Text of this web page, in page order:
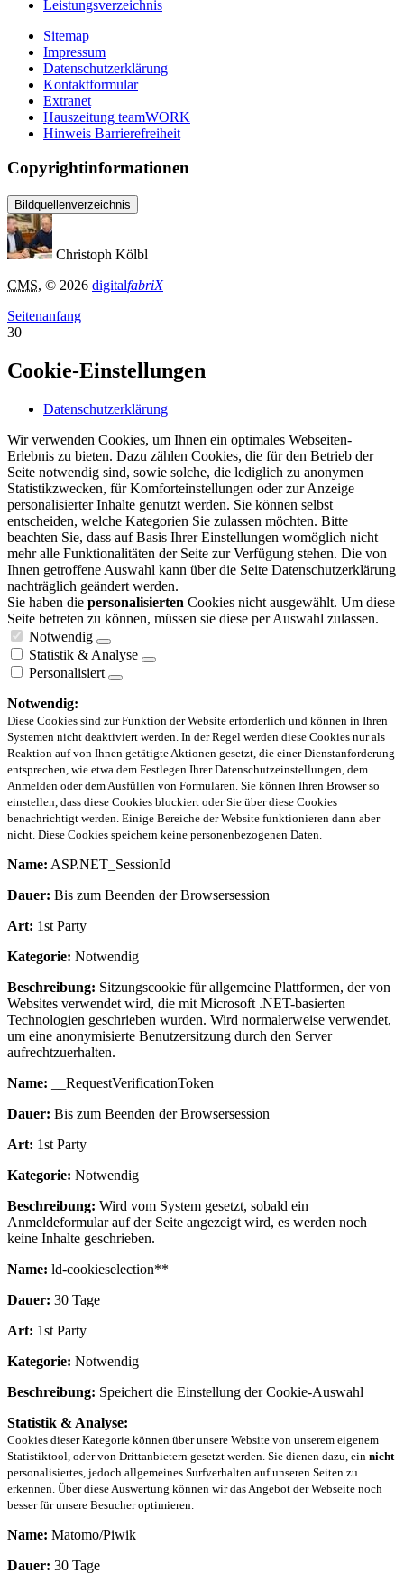
Leistungsverzeichnis
Sitemap
Impressum
Datenschutzerklärung
Kontaktformular
Extranet
Hauszeitung teamWORK
Hinweis Barrierefreiheit
Copyrightinformationen
Bildquellenverzeichnis
Christoph Kölbl
CMS, © 2026 digitalfabriX
Seitenanfang
30
Cookie-Einstellungen
Datenschutzerklärung
Wir verwenden Cookies, um Ihnen ein optimales Webseiten-
Erlebnis zu bieten. Dazu zählen Cookies, die für den Betrieb der
Seite notwendig sind, sowie solche, die lediglich zu anonymen
Statistikzwecken, für Komforteinstellungen oder zur Anzeige
personalisierter Inhalte genutzt werden. Sie können selbst
entscheiden, welche Kategorien Sie zulassen möchten. Bitte
beachten Sie, dass auf Basis Ihrer Einstellungen womöglich nicht
mehr alle Funktionalitäten der Seite zur Verfügung stehen. Die von
Ihnen getroffene Auswahl kann über die Seite Datenschutzerklärung
nachträglich geändert werden.
Sie haben die personalisierten Cookies nicht ausgewählt. Um diese
Seite betreten zu können, müssen sie diese per Auswahl zulassen.
Notwendig
Statistik & Analyse
Personalisiert
Notwendig:
Diese Cookies sind zur Funktion der Website erforderlich und können in Ihren
Systemen nicht deaktiviert werden. In der Regel werden diese Cookies nur als
Reaktion auf von Ihnen getätigte Aktionen gesetzt, die einer Dienstanforderung
entsprechen, wie etwa dem Festlegen Ihrer Datenschutzeinstellungen, dem
Anmelden oder dem Ausfüllen von Formularen. Sie können Ihren Browser so
einstellen, dass diese Cookies blockiert oder Sie über diese Cookies
benachrichtigt werden. Einige Bereiche der Website funktionieren dann aber
nicht. Diese Cookies speichern keine personenbezogenen Daten.
Name: ASP.NET_SessionId
Dauer: Bis zum Beenden der Browsersession
Art: 1st Party
Kategorie: Notwendig
Beschreibung: Sitzungscookie für allgemeine Plattformen, der von
Websites verwendet wird, die mit Microsoft .NET-basierten
Technologien geschrieben wurden. Wird normalerweise verwendet,
um eine anonymisierte Benutzersitzung durch den Server
aufrechtzuerhalten.
Name: __RequestVerificationToken
Dauer: Bis zum Beenden der Browsersession
Art: 1st Party
Kategorie: Notwendig
Beschreibung: Wird vom System gesetzt, sobald ein
Anmeldeformular auf der Seite angezeigt wird, es werden noch
keine Inhalte geschrieben.
Name: ld-cookieselection**
Dauer: 30 Tage
Art: 1st Party
Kategorie: Notwendig
Beschreibung: Speichert die Einstellung der Cookie-Auswahl
Statistik & Analyse:
Cookies dieser Kategorie können über unsere Website von unserem eigenem
Statistiktool, oder von Drittanbietern gesetzt werden. Sie dienen dazu, ein nicht
personalisiertes, jedoch allgemeines Surfverhalten auf unseren Seiten zu
erkennen. Über diese Auswertung können wir das Angebot der Webseite noch
besser für unsere Besucher optimieren.
Name: Matomo/Piwik
Dauer: 30 Tage